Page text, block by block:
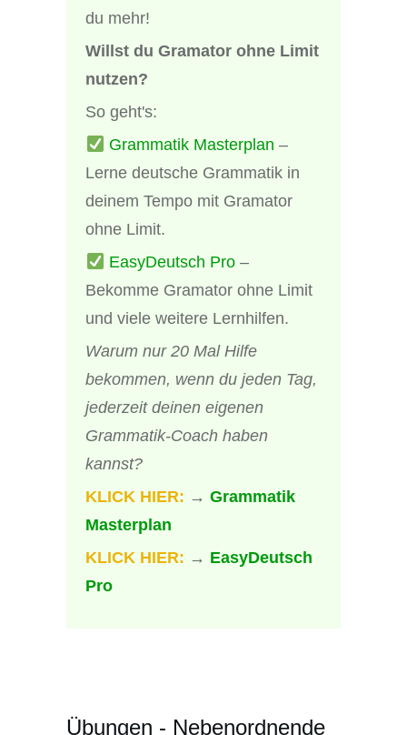
du mehr!
Willst du Gramator ohne Limit
nutzen?
So geht's:
Grammatik Masterplan –
Lerne deutsche Grammatik in
deinem Tempo mit Gramator
ohne Limit.
EasyDeutsch Pro–
Bekomme Gramator ohne Limit
und viele weitere Lernhilfen.
Warum nur 20 Mal Hilfe
bekommen, wenn du jeden Tag,
jederzeit deinen eigenen
Grammatik-Coach haben
kannst?
KLICK HIER: → Grammatik
Masterplan
KLICK HIER: → EasyDeutsch
Pro
Übungen - Nebenordnende